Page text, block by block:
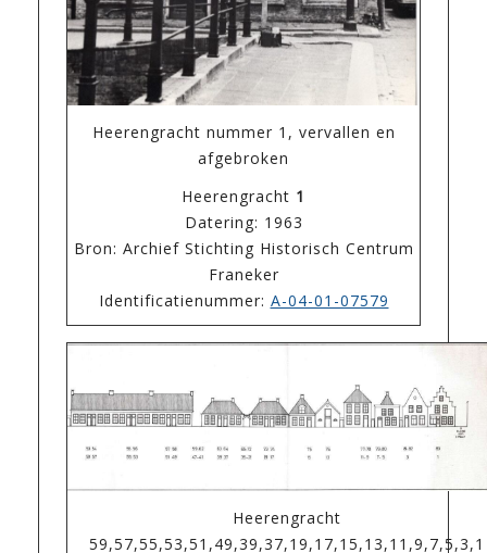
Heerengracht nummer 1, vervallen en
afgebroken
Heerengracht 1
Datering: 1963
Bron: Archief Stichting Historisch Centrum
Franeker
Identificatienummer: A-04-01-07579
Heerengracht
59,57,55,53,51,49,39,37,19,17,15,13,11,9,7,5,3,1